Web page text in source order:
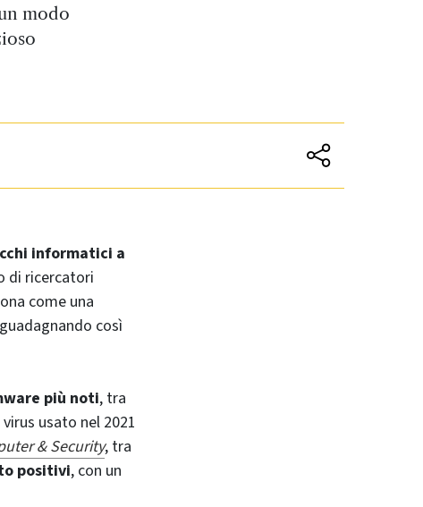
modo
informatici a
di ricercatori
come una
così
più noti, tra
usato nel 2021
& Security, tra
positivi, con un